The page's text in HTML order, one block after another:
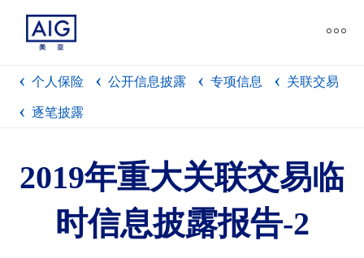
个人保险 公开信息披露 专项信息 关联交易
逐笔披露
2019年重大关联交易临
时信息披露报告-2